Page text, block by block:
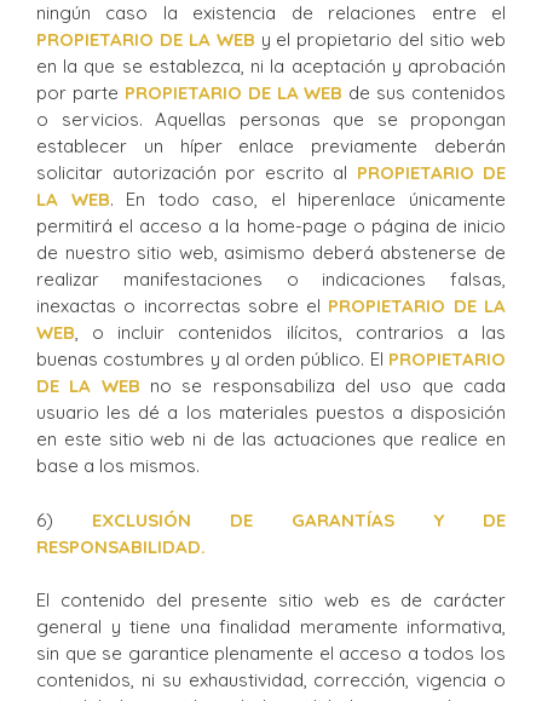
ningún caso la existencia de relaciones entre el
PROPIETARIO DE LA WEB y el propietario del sitio web
en la que se establezca, ni la aceptación y aprobación
por parte PROPIETARIO DE LA WEB de sus contenidos
o servicios. Aquellas personas que se propongan
establecer un híper enlace previamente deberán
solicitar autorización por escrito al PROPIETARIO DE
LA WEB. En todo caso, el hiperenlace únicamente
permitirá el acceso a la home-page o página de inicio
de nuestro sitio web, asimismo deberá abstenerse de
realizar manifestaciones o indicaciones falsas,
inexactas o incorrectas sobre el PROPIETARIO DE LA
WEB, o incluir contenidos ilícitos, contrarios a las
buenas costumbres y al orden público. El PROPIETARIO
DE LA WEB no se responsabiliza del uso que cada
usuario les dé a los materiales puestos a disposición
en este sitio web ni de las actuaciones que realice en
base a los mismos.
6) EXCLUSIÓN DE GARANTÍAS Y DE
RESPONSABILIDAD.
El contenido del presente sitio web es de carácter
general y tiene una finalidad meramente informativa,
sin que se garantice plenamente el acceso a todos los
contenidos, ni su exhaustividad, corrección, vigencia o